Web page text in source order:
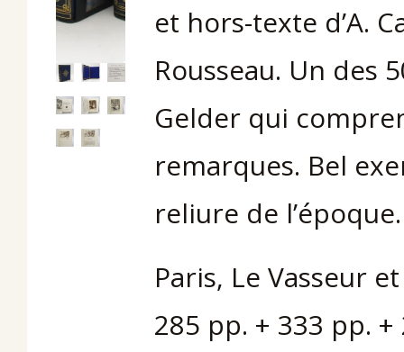
et hors-texte d’A.
Rousseau. Un des
Gelder qui
remarques. Bel
reliure de l’époque.
Paris, Le Vasseur
285 pp. + 333 pp.